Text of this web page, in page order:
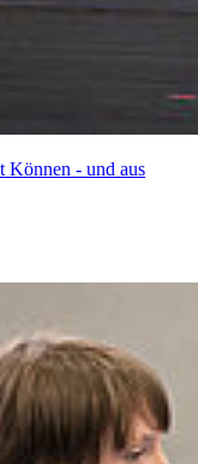
Können - und aus